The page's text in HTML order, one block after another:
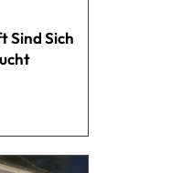
Sind Sich